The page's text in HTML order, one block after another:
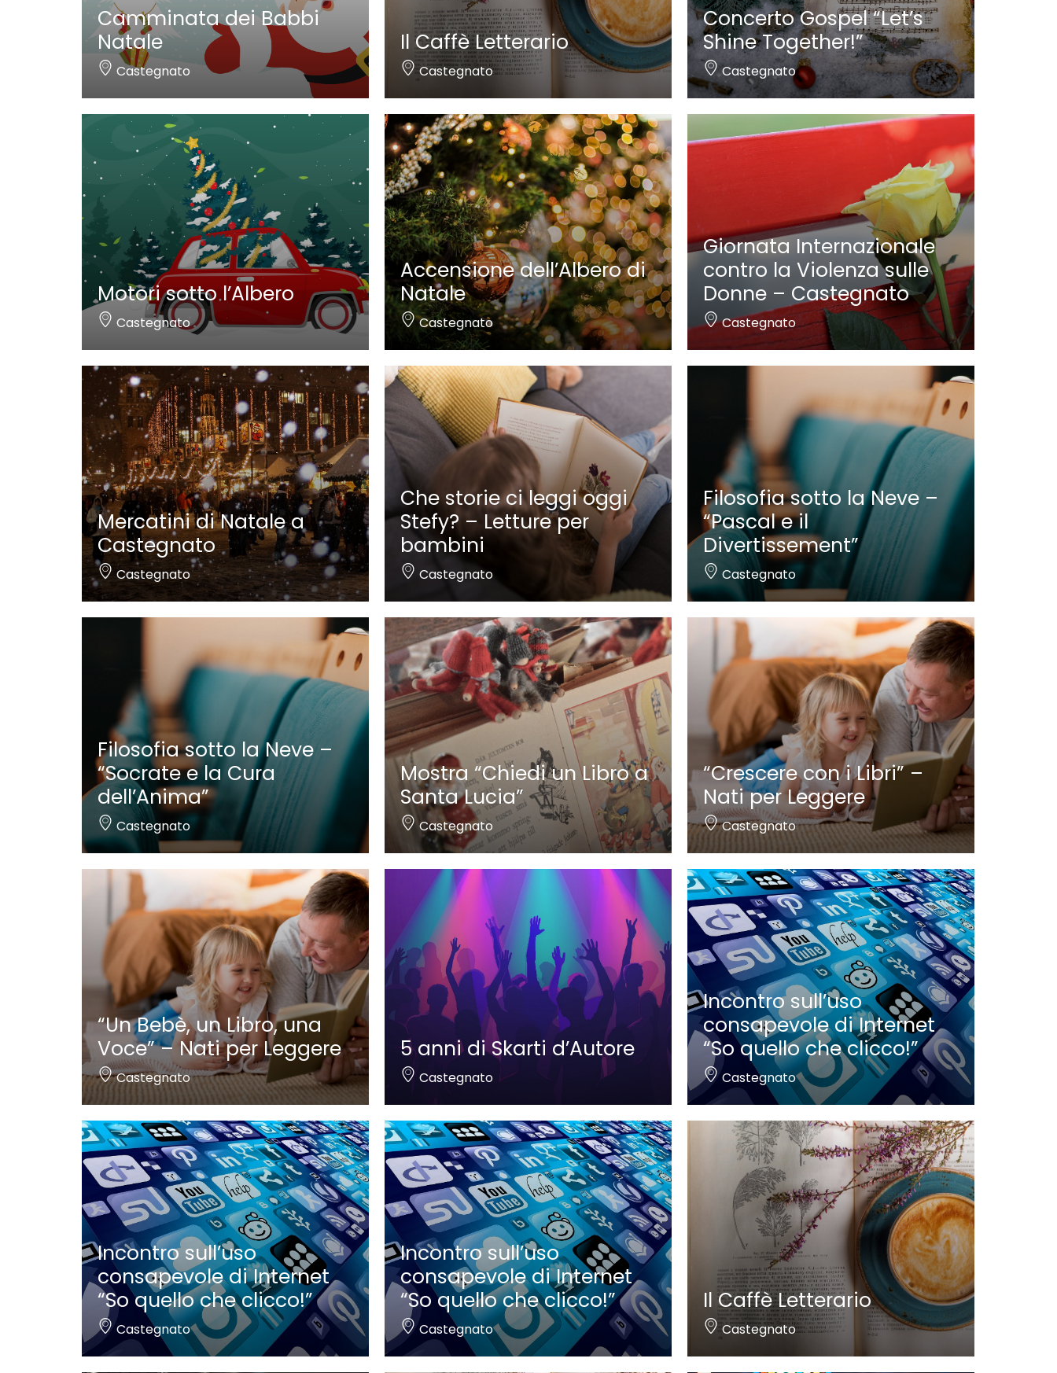
Camminata dei Babbi
Natale
Castegnato
Il Caffè Letterario
Castegnato
Concerto Gospel “Let’s
Shine Together!”
Castegnato
Motori sotto l’Albero
Castegnato
Accensione dell’Albero di
Natale
Castegnato
Giornata Internazionale
contro la Violenza sulle
Donne – Castegnato
Castegnato
Mercatini di Natale a
Castegnato
Castegnato
Che storie ci leggi oggi
Stefy? – Letture per
bambini
Castegnato
Filosofia sotto la Neve –
“Pascal e il
Divertissement”
Castegnato
Filosofia sotto la Neve –
“Socrate e la Cura
dell’Anima”
Castegnato
Mostra “Chiedi un Libro a
Santa Lucia”
Castegnato
“Crescere con i Libri” –
Nati per Leggere
Castegnato
“Un Bebè, un Libro, una
Voce” – Nati per Leggere
Castegnato
5 anni di Skarti d’Autore
Castegnato
Incontro sull’uso
consapevole di Internet
“So quello che clicco!”
Castegnato
Incontro sull’uso
consapevole di Internet
“So quello che clicco!”
Castegnato
Incontro sull’uso
consapevole di Internet
“So quello che clicco!”
Castegnato
Il Caffè Letterario
Castegnato